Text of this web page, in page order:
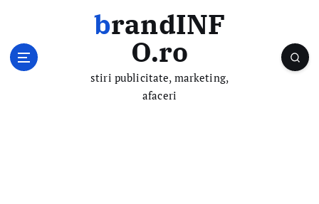
brandINF
O.ro
stiri publicitate, marketing,
afaceri